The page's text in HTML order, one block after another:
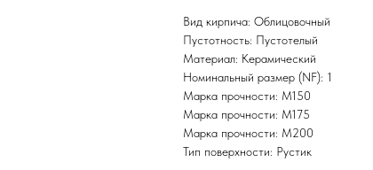
Вид кирпича: Облицовочный
Пустотность: Пустотелый
Материал: Керамический
Номинальный размер (NF): 1
Марка прочности: M150
Марка прочности: М175
Марка прочности: М200
Тип поверхности: Рустик